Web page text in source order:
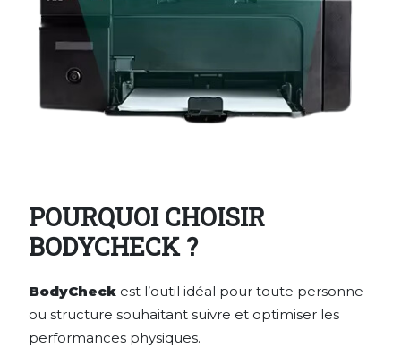
POURQUOI CHOISIR
BODYCHECK ?
BodyCheckest l’outil idéal pour toute personne
ou structure souhaitant suivre et optimiser les
performances physiques.